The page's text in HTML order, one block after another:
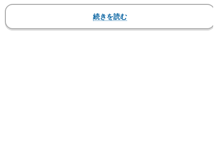
【フォト＆動画】宇佐美と細川が火花バチバチ！
RIZINでのKOシーンも